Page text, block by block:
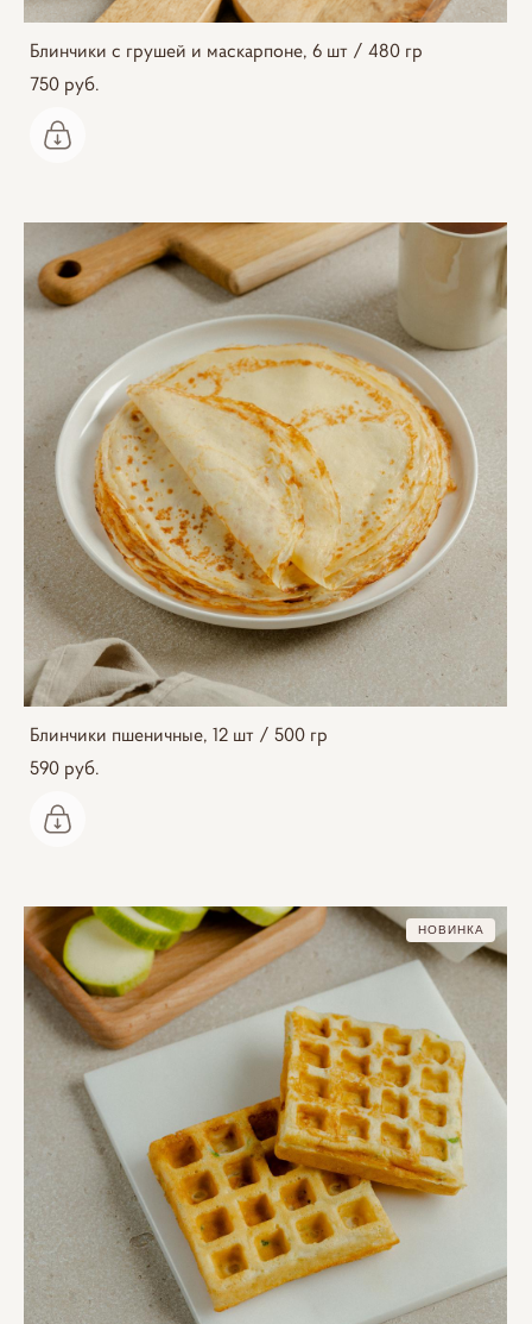
Блинчики с грушей и маскарпоне, 6 шт / 480 гр
750 pуб.
Блинчики пшеничные, 12 шт / 500 гр
590 pуб.
НОВИНКА